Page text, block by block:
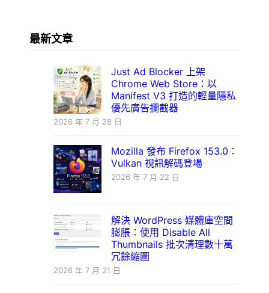
最新文章
Just Ad Blocker 上架
Chrome Web Store：以
Manifest V3 打造的輕量隱私
優先廣告攔截器
2026 年 7 月 28 日
Mozilla 發布 Firefox 153.0：
Vulkan 視訊解碼登場
2026 年 7 月 22 日
解決 WordPress 媒體庫空間
膨脹：使用 Disable All
Thumbnails 批次清理數十萬
冗餘縮圖
2026 年 7 月 21 日